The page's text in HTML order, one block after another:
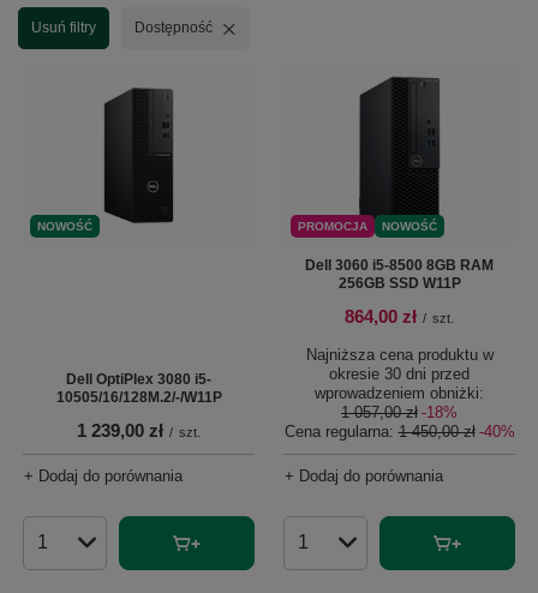
Usuń filtry Usuń filtr
Dostępność
NOWOŚĆ
Dell OptiPlex 3080 i5-
10505/16/128M.2/-/W11P
1 239,00 zł / szt.
+ Dodaj do porównania
Ilość produktów
PROMOCJA NOWOŚĆ
Dell 3060 i5-8500 8GB RAM
256GB SSD W11P
864,00 zł / szt.
Najniższa cena produktu w
okresie 30 dni przed
wprowadzeniem obniżki:
1 057,00 zł -18%
Cena regularna:1 450,00 zł -40%
+ Dodaj do porównania
Ilość produktów